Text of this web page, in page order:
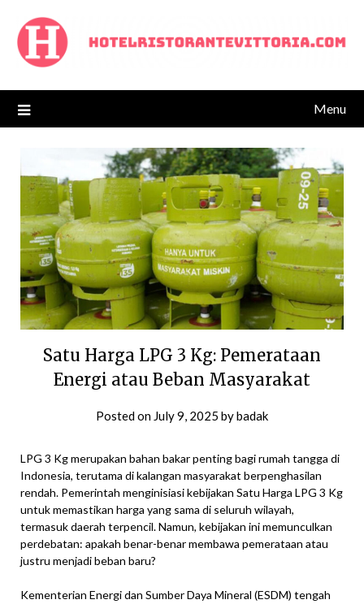
content
Menu
Satu Harga LPG 3 Kg: Pemerataan
Energi atau Beban Masyarakat
Posted on July 9, 2025 bybadak
LPG 3 Kg merupakan bahan bakar penting bagi rumah tangga di
Indonesia, terutama di kalangan masyarakat berpenghasilan
rendah. Pemerintah menginisiasi kebijakan Satu Harga LPG 3 Kg
untuk memastikan harga yang sama di seluruh wilayah,
termasuk daerah terpencil. Namun, kebijakan ini memunculkan
perdebatan: apakah benar-benar membawa pemerataan atau
justru menjadi beban baru?
Kementerian Energi dan Sumber Daya Mineral (ESDM) tengah